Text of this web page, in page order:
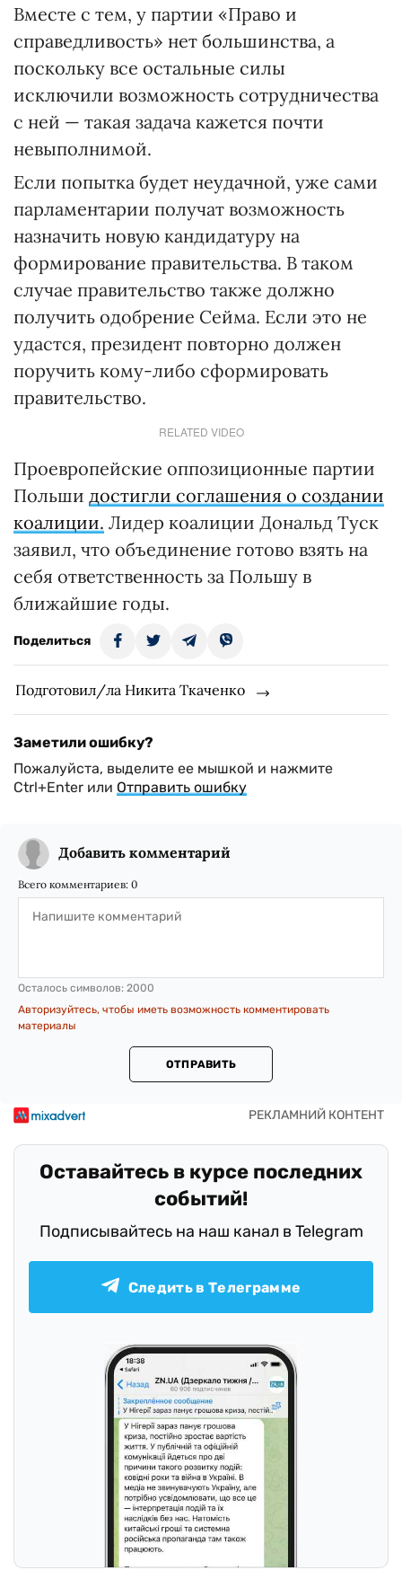
Вместе с тем, у партии «Право и
справедливость» нет большинства, а
поскольку все остальные силы
исключили возможность сотрудничества
с ней — такая задача кажется почти
невыполнимой.
Если попытка будет неудачной, уже сами
парламентарии получат возможность
назначить новую кандидатуру на
формирование правительства. В таком
случае правительство также должно
получить одобрение Сейма. Если это не
удастся, президент повторно должен
поручить кому-либо сформировать
правительство.
RELATED VIDEO
Проевропейские оппозиционные партии
Польши достигли соглашения о создании
коалиции. Лидер коалиции Дональд Туск
заявил, что объединение готово взять на
себя ответственность за Польшу в
ближайшие годы.
Поделиться
Подготовил/ла Никита Ткаченко
Заметили ошибку?
Пожалуйста, выделите ее мышкой и нажмите
Ctrl+Enter или Отправить ошибку
Добавить комментарий
Всего комментариев: 0
Осталось символов: 2000
Авторизуйтесь, чтобы иметь возможность комментировать
материалы
ОТПРАВИТЬ
Оставайтесь в курсе последних
событий!
Подписывайтесь на наш канал в Telegram
Следить в Телеграмме